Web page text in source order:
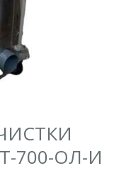
700-ОЛ-И